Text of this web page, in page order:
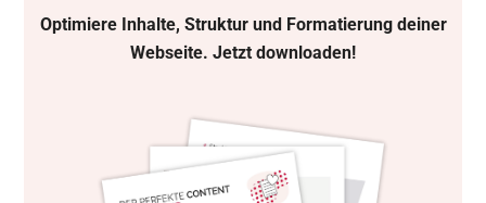
Optimiere Inhalte, Struktur und Formatierung deiner
Webseite. Jetzt downloaden!